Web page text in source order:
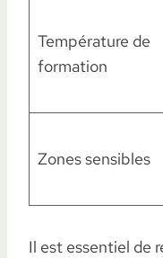
Température de
formation
Zones sensibles
Il est essentiel de